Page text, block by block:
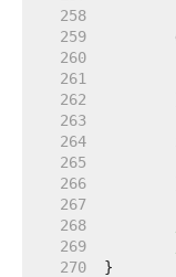
   258
   259
   260
   261
   262
   263
   264
   265
   266
   267
   268
   269
   270